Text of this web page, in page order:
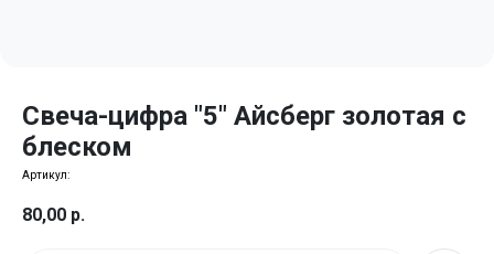
Свеча-цифра "5" Айсберг золотая с
блеском
Артикул:
80,00 р.